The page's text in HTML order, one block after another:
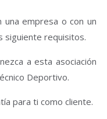
una empresa o con un
siguiente requisitos.
a esta asociación
Deportivo.
para ti como cliente.